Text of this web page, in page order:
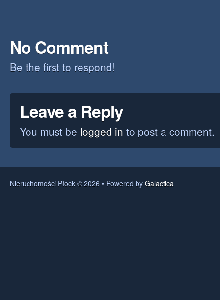
No Comment
Be the first to respond!
Leave a Reply
You must be logged in to post a comment.
Nieruchomości Płock © 2026 • Powered by Galactica